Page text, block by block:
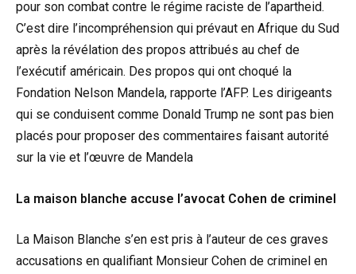
pour son combat contre le régime raciste de l’apartheid.
C’est dire l’incompréhension qui prévaut en Afrique du Sud
après la révélation des propos attribués au chef de
l’exécutif américain. Des propos qui ont choqué la
Fondation Nelson Mandela, rapporte l’AFP. Les dirigeants
qui se conduisent comme Donald Trump ne sont pas bien
placés pour proposer des commentaires faisant autorité
sur la vie et l’œuvre de Mandela
La maison blanche accuse l’avocat Cohen de criminel
La Maison Blanche s’en est pris à l’auteur de ces graves
accusations en qualifiant Monsieur Cohen de criminel en